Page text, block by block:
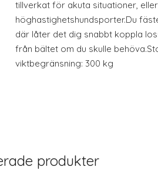
tillverkat för akuta situationer,
höghastighetshundsporter.Du
där låter det dig snabbt koppla
från bältet om du skulle
viktbegränsning: 300 kg
produkter